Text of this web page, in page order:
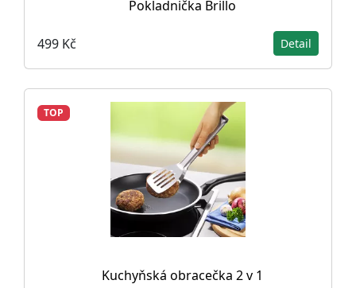
Pokladnička Brillo
499 Kč Detail
TOP
Kuchyňská obracečka 2 v 1